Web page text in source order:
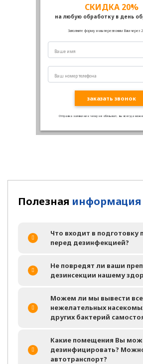
СКИДКА 20%
на любую обработку в день
Заполните форму и мы перезвоним Вам через
заказать звонок
Отправка заявки ни к чему не обязыват, вы всегда
Полезная информация
Что входит в подготовку
перед дезинфекцией?
Не повредят ли ваши
дезинсекции нашему
Можем ли мы вывести
нежелательных
других бактерий
Какие помещения Вы
дезинфицировать?
автотранспорт?